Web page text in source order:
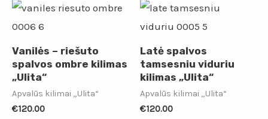
Vanilės – riešuto
spalvos ombre kilimas
„Ulita“
Apvalūs kilimai „Ulita“
€120.00
Latė spalvos
tamsesniu viduriu
kilimas „Ulita“
Apvalūs kilimai „Ulita“
€120.00